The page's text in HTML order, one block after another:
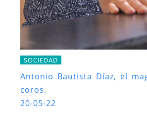
SOCIEDAD
Antonio Bautista Díaz, el
coros.
20-05-22